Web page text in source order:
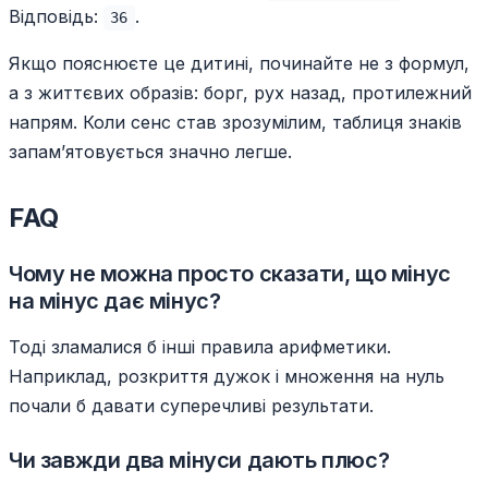
Відповідь:
36 .
Якщо пояснюєте це дитині, починайте не з формул,
а з життєвих образів: борг, рух назад, протилежний
напрям. Коли сенс став зрозумілим, таблиця знаків
запам’ятовується значно легше.
FAQ
Чому не можна просто сказати, що мінус
на мінус дає мінус?
Тоді зламалися б інші правила арифметики.
Наприклад, розкриття дужок і множення на нуль
почали б давати суперечливі результати.
Чи завжди два мінуси дають плюс?